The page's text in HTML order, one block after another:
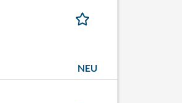
NEU